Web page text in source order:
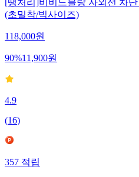
[땡처리]비비드블랑 자외선 차
(초밀착/빅사이즈)
118,000원
90%11,900원
4.9
(16)
357적립